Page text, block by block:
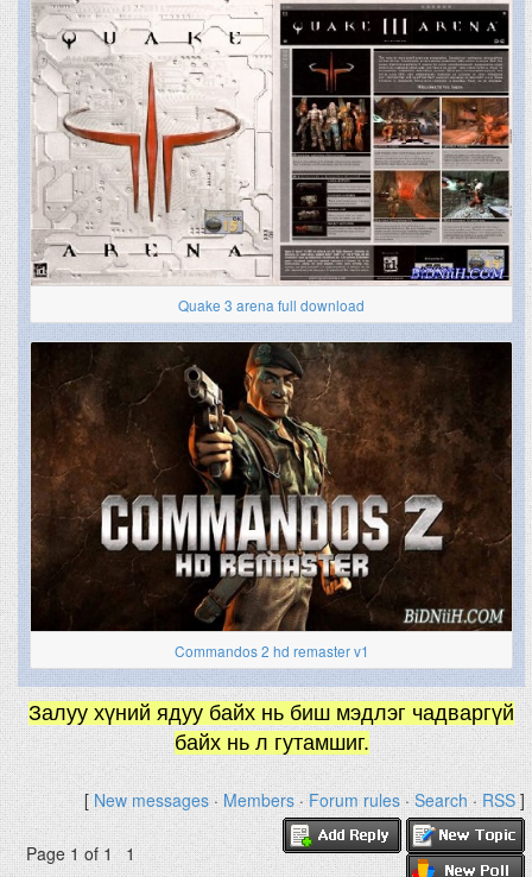
Quake 3 arena full download
Commandos 2 hd remaster v1
Залуу хүний ядуу байх нь биш мэдлэг чадваргүй
байх нь л гутамшиг.
[New messages·Members·Forum rules·Search·RSS]
Page1of1 1